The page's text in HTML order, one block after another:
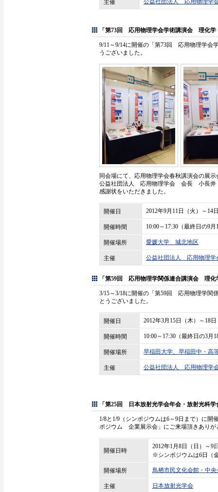
主催 公益社団法人 応用物理学
「第73回 応用物理学会学術講演会 理化学
9/11～9/14に開催の「第73回 応用物理学会
うございました。
同会場にて、応用物理学会春秋講演会の展
公益社団法人 応用物理学会 会長 小長
感謝状をいただきました。
開催日 2012年9月11日（火）～14
開催時間 10:00～17:30（最終日の9
開催場所 愛媛大学 城北地区
主催 公益社団法人 応用物理学
「第59回 応用物理学関係連合講演会 理化
3/15～3/18に開催の「第59回 応用物理学関
とうございました。
開催日 2012年3月15日（木）～18
開催時間 10:00～17:30（最終日の3月
開催場所 早稲田大学、早稲田中・高
主催 公益社団法人 応用物理学
「第25回 日本放射光学会年会・放射光科
1/8と1/9（シンポジウムは6～9日まで）に
ポジウム 企業展示会」にご来場頂きありが
開催日時
2012年1月8日（日）～9
※シンポジウムは6日（
開催場所 鳥栖市民文化会館・中央
主催 日本放射光学会